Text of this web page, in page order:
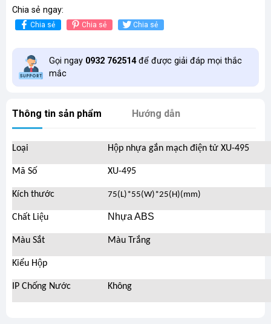
Chia sẻ ngay:
Chia sẻ Chia sẻ Chia sẻ
Gọi ngay 0932 762514để được giải đáp mọi thắc
mắc
Thông tin sản phẩm Hướng dẫn
Loại Hộp nhựa gắn mạch điện tử XU-495
Mã Số XU-495
Kích thước 75(L)*55(W)*25(H)(mm)
Chất Liệu Nhựa ABS
Màu Sắt Màu Trắng
Kiểu Hộp
IP Chống Nước Không